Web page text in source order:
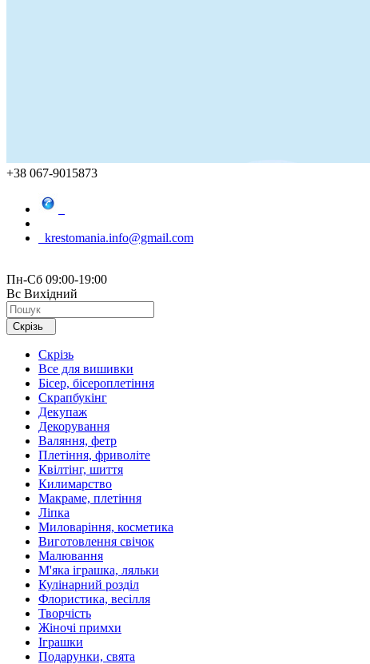
+38 067-9015873
krestomania.info@gmail.com
Пн-Сб 09:00-19:00
Вс Вихідний
Скрізь
Скрізь
Все для вишивки
Бісер, бісероплетіння
Скрапбукінг
Декупаж
Декорування
Валяння, фетр
Плетіння, фриволіте
Квілтінг, шиття
Килимарство
Макраме, плетіння
Ліпка
Миловаріння, косметика
Виготовлення свічок
Малювання
М'яка іграшка, ляльки
Кулінарний розділ
Флористика, весілля
Творчість
Жіночі примхи
Іграшки
Подарунки, свята